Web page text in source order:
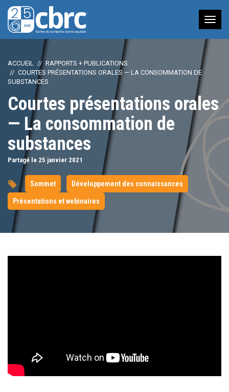
à
ACCUEIL
RAPPORTS + PUBLICATIONS
COURTES PRÉSENTATIONS ORALES — LA CONSOMMATION DE
SUBSTANCES
Courtes présentations orales
— La consommation de
substances
Partagé le 25 janvier 2021
Sommet Développement des connaissances
Présentations et webinaires